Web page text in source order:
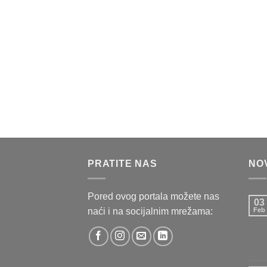
PRATITE NAS
Pored ovog portala možete nas
naći i na socijalnim mrežama:
03
Feb